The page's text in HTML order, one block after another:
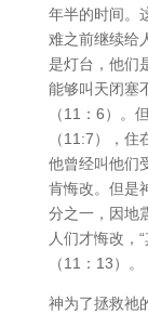
年半的时间。
难之前继续给
是灯台，他们
能够叫天闭塞
（11：6）。
（11:7），
他曾经叫他们
肯悔改。但是
分之一，因地
人们才悔改，
（11：13）。
神为了拯救祂